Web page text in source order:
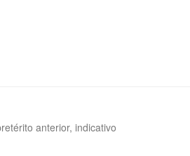
anterior, indicativo